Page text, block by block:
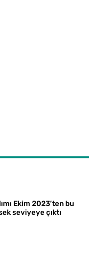
Ekim 2023’ten bu
seviyeye çıktı